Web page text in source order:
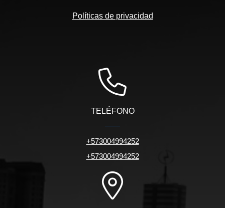
Políticas de privacidad
TELÉFONO
+573004994252
+573004994252